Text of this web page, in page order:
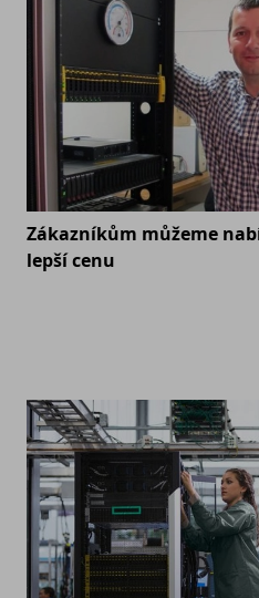
Zákazníkům můžeme
lepší cenu